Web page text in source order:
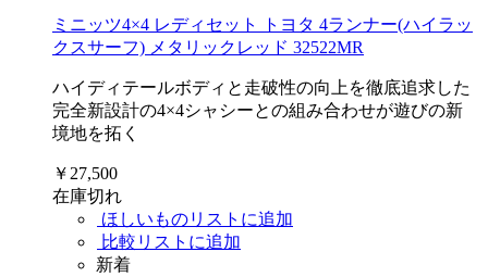
ミニッツ4×4 レディセット トヨタ 4ランナー(ハイラッ
クスサーフ) メタリックレッド 32522MR
ハイディテールボディと走破性の向上を徹底追求した
完全新設計の4×4シャシーとの組み合わせが遊びの新
境地を拓く
￥27,500
在庫切れ
ほしいものリストに追加
比較リストに追加
新着